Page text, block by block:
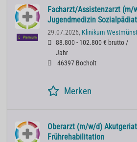
Premium
Facharzt/Assistenzarzt (m/
Jugendmedizin
29.07.2026, Klinikum
88.800 - 102.800 € brutto /
Jahr
46397 Bocholt
Merken
Oberarzt (m/w/d)
Frührehabilitation